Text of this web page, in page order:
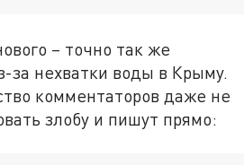
– точно так же
за нехватки воды в Крыму.
комментаторов даже не
злобу и пишут прямо: